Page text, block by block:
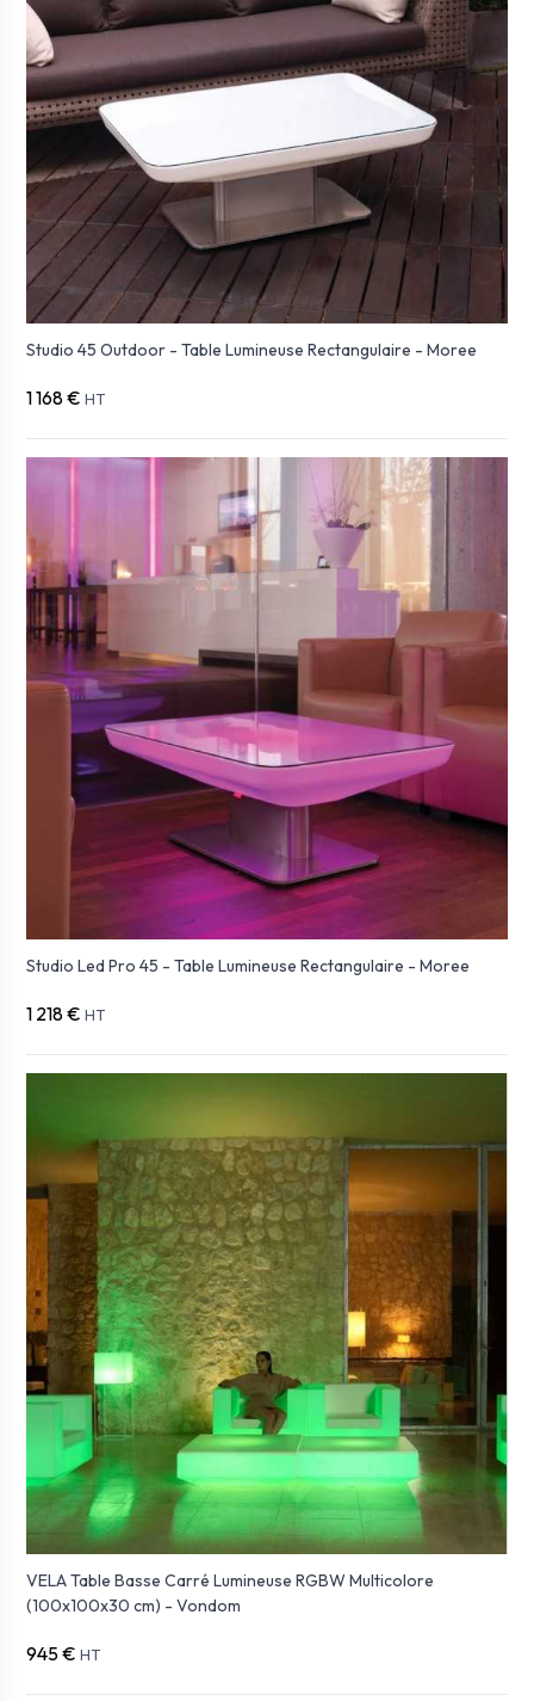
Studio 45 Outdoor - Table Lumineuse Rectangulaire - Moree
1 168 € HT
Studio Led Pro 45 - Table Lumineuse Rectangulaire - Moree
1 218 € HT
VELA Table Basse Carré Lumineuse RGBW Multicolore
(100x100x30 cm) - Vondom
945 € HT